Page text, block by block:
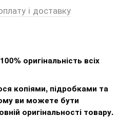
і доставку
оригінальність всіх
копіями, підробками та
ви можете бути
оригінальності товару.